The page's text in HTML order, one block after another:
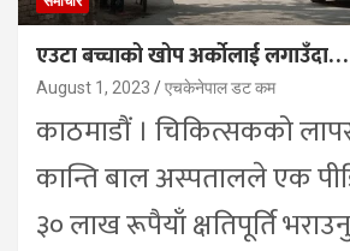
एउटा बच्चाको खोप अर्कोलाई लगाउँदा…
August 1, 2023 एचकेनेपाल डट कम
काठमाडौं । चिकित्सकको
कान्ति बाल अस्पतालले एक
३० लाख रूपैयाँ क्षतिपूर्ति